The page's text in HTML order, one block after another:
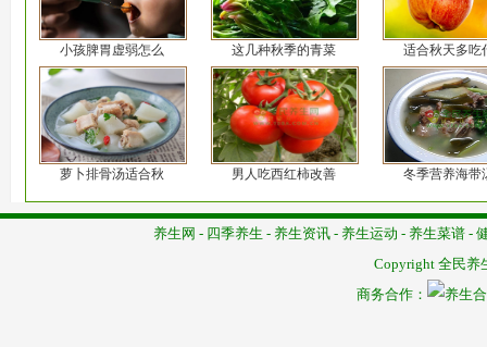
小孩脾胃虚弱怎么 这几种秋季的青菜 适合秋天多吃
萝卜排骨汤适合秋 男人吃西红柿改善 冬季营养海带
养生网 - 四季养生 - 养生资讯 - 养生运动 - 养生菜谱 -
Copyright 全民养
商务合作：